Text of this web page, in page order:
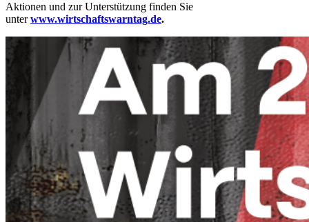
Aktionen und zur Unterstützung finden Sie
unterwww.wirtschaftswarntag.de.